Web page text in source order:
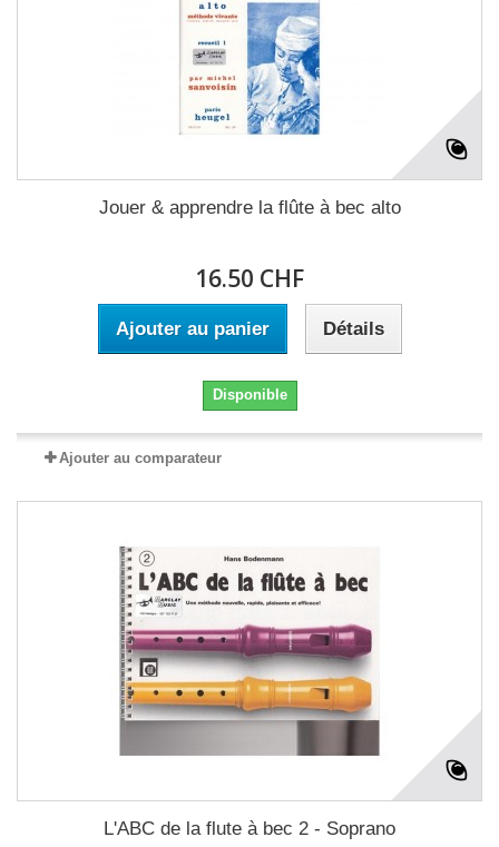
Jouer & apprendre la flûte à bec alto
16.50 CHF
Ajouter au panier Détails
Disponible
Ajouter au comparateur
L'ABC de la flute à bec 2 - Soprano